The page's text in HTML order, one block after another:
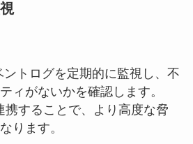
ントログを定期的に監視し、不
ィがないかを確認します。
携することで、より高度な脅
ります。